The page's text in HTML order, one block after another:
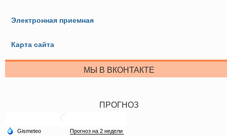
Электронная приемная
Карта сайта
МЫ В ВКОНТАКТЕ
ПРОГНОЗ